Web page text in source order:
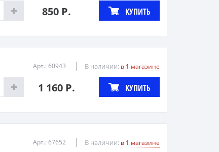
850 Р. КУПИТЬ
Арт.: 60943 В наличии: в 1 магазине
1 160 Р. КУПИТЬ
Арт.: 67652 В наличии: в 1 магазине